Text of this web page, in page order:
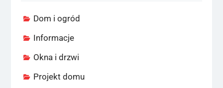
Dom i ogród
Informacje
Okna i drzwi
Projekt domu